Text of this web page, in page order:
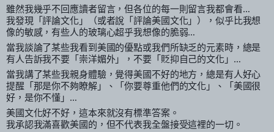
雖然我幾乎不回應讀者留言，但各位的每一則留言我都會看…
我發現「評論文化」（或者說「評論美國文化」），似乎比我想
像的敏感，有些人的玻璃心超乎我想像的脆弱…
當我談論了某些我看到美國的優點或我們所缺乏的元素時，總是
有人告訴我不要「崇洋媚外」，不要「貶抑自己的文化」…
當我講了某些我親身體驗，覺得美國不好的地方，總是有人好心
提醒「那是你不夠瞭解」、「你要尊重他們的文化」、「美國很
好，是你不懂」…
美國文化好不好，這本來就沒有標準答案。
我承認我滿喜歡美國的，但不代表我全盤接受這裡的一切。